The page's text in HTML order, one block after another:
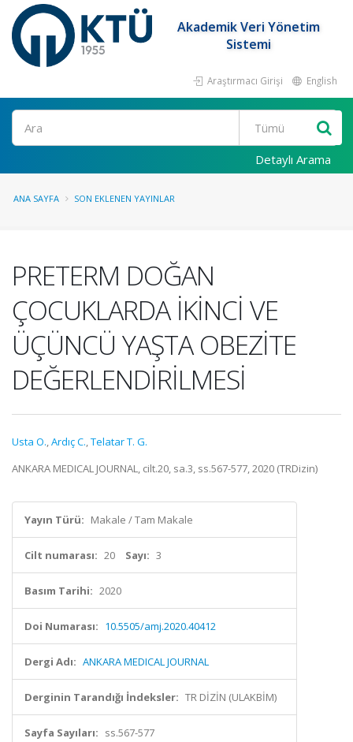
Akademik Veri Yönetim
Sistemi
Araştırmacı Girişi English
Ara
Detaylı Arama
ANA SAYFA SON EKLENEN YAYINLAR
PRETERM DOĞAN
ÇOCUKLARDA İKİNCİ VE
ÜÇÜNCÜ YAŞTA OBEZİTE
DEĞERLENDİRİLMESİ
Usta O.,Ardıç C.,Telatar T. G.
ANKARA MEDICAL JOURNAL, cilt.20, sa.3, ss.567-577, 2020 (TRDizin)
Yayın Türü: Makale / Tam Makale
Cilt numarası: 20 Sayı: 3
Basım Tarihi: 2020
Doi Numarası: 10.5505/amj.2020.40412
Dergi Adı: ANKARA MEDICAL JOURNAL
Derginin Tarandığı İndeksler: TR DİZİN (ULAKBİM)
Sayfa Sayıları: ss.567-577